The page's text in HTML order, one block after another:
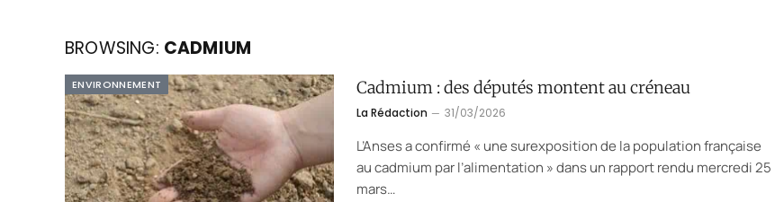
BROWSING: CADMIUM
ENVIRONNEMENT Cadmium : des députés montent au créneau
La Rédaction 31/03/2026
L’Anses a confirmé « une surexposition de la population française
au cadmium par l’alimentation » dans un rapport rendu mercredi 25
mars…